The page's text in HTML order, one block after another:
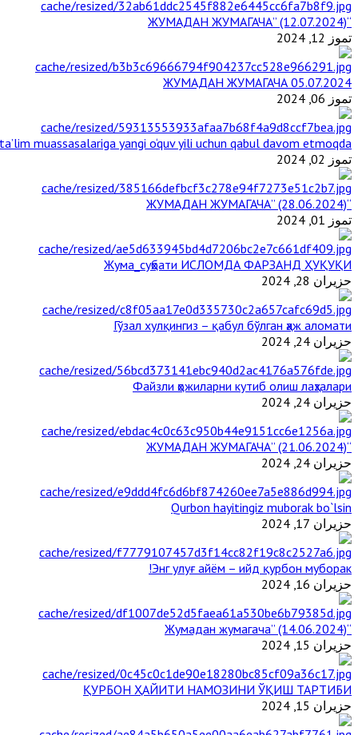
“ЖУМАДАН ЖУМАГАЧА” (12.07.2024)
تموز 12, 2024
ЖУМАДАН ЖУМАГАЧА 05.07.2024
تموز 06, 2024
muassasalariga yangi o‘quv yili uchun qabul davom etmoqda
تموز 02, 2024
“ЖУМАДАН ЖУМАГАЧА” (28.06.2024)
تموز 01, 2024
Жума_суҳбати ИСЛОМДА ФАРЗАНД ҲУҚУҚИ
حزيران 28, 2024
Гўзал хулқингиз – қабул бўлган ҳаж аломати
حزيران 24, 2024
Файзли ҳожиларни кутиб олиш лаҳзалари
حزيران 24, 2024
“ЖУМАДАН ЖУМАГАЧА” (21.06.2024)
حزيران 24, 2024
Qurbon hayitingiz muborak bo`lsin
حزيران 17, 2024
Энг улуғ айём – ийд қурбон муборак!
حزيران 16, 2024
“Жумадан жумагача” (14.06.2024)
حزيران 15, 2024
ҚУРБОН ҲАЙИТИ НАМОЗИНИ ЎҚИШ ТАРТИБИ
حزيران 15, 2024